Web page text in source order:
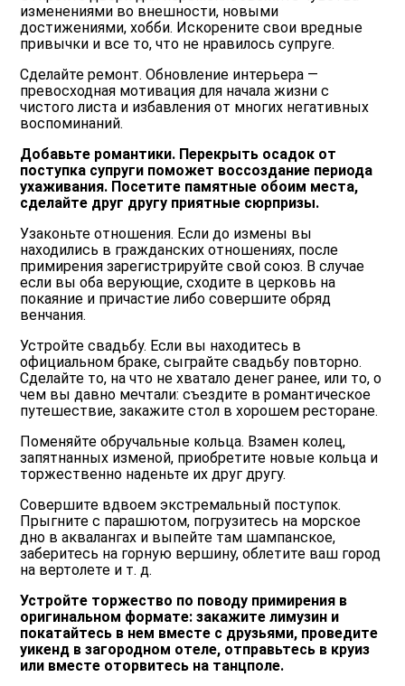
изменениями во внешности, новыми
достижениями, хобби. Искорените свои вредные
привычки и все то, что не нравилось супруге.
Сделайте ремонт. Обновление интерьера —
превосходная мотивация для начала жизни с
чистого листа и избавления от многих негативных
воспоминаний.
Добавьте романтики. Перекрыть осадок от
поступка супруги поможет воссоздание периода
ухаживания. Посетите памятные обоим места,
сделайте друг другу приятные сюрпризы.
Узаконьте отношения. Если до измены вы
находились в гражданских отношениях, после
примирения зарегистрируйте свой союз. В случае
если вы оба верующие, сходите в церковь на
покаяние и причастие либо совершите обряд
венчания.
Устройте свадьбу. Если вы находитесь в
официальном браке, сыграйте свадьбу повторно.
Сделайте то, на что не хватало денег ранее, или то, о
чем вы давно мечтали: съездите в романтическое
путешествие, закажите стол в хорошем ресторане.
Поменяйте обручальные кольца. Взамен колец,
запятнанных изменой, приобретите новые кольца и
торжественно наденьте их друг другу.
Совершите вдвоем экстремальный поступок.
Прыгните с парашютом, погрузитесь на морское
дно в аквалангах и выпейте там шампанское,
заберитесь на горную вершину, облетите ваш город
на вертолете и т. д.
Устройте торжество по поводу примирения в
оригинальном формате: закажите лимузин и
покатайтесь в нем вместе с друзьями, проведите
уикенд в загородном отеле, отправьтесь в круиз
или вместе оторвитесь на танцполе.